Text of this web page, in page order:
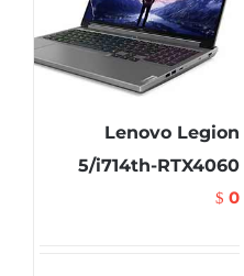
Lenovo Legion
5/i714th-RTX4060
$ 0